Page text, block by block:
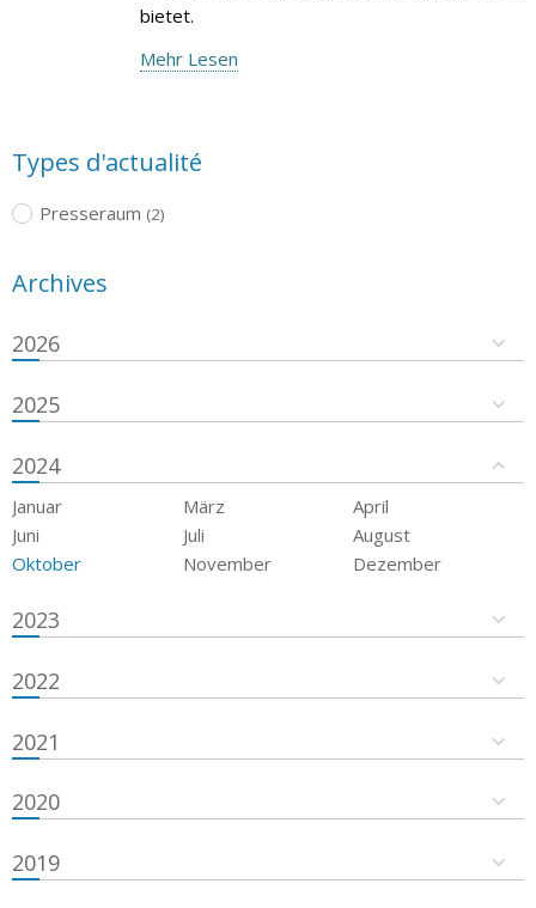
bietet.
Mehr Lesen
Types d'actualité
Presseraum (2)
Archives
2026
2025
2024
Januar März
April
Juni
Juli
August
Oktober
November Dezember
2023
2022
2021
2020
2019